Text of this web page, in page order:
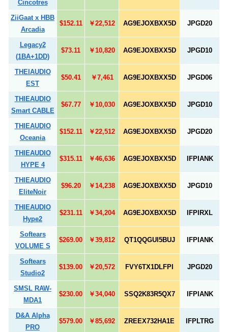
Cincotres
ZiiGaat x HBB
Arcadia
$152.11 ￥22,512 AG9EJOXBXX5D JPGD20
Legacy2
(1BA+1DD)
$73.11 ￥10,820 AG9EJOXBXX5D JPGD10
THEIAUDIO
EST
$50.41 ￥7,461 AG9EJOXBXX5D JPGD06
THIEAUDIO
Smart CABLE
$67.77 ￥10,030 AG9EJOXBXX5D JPGD10
THIEAUDIO
Oceania
$152.11 ￥22,512 AG9EJOXBXX5D JPGD20
THIEAUDIO
HYPE 4
$315.11 ￥46,636 AG9EJOXBXX5D IFPIANK
THIEAUDIO
EliteNoir
$96.20 ￥14,238 AG9EJOXBXX5D JPGD10
THIEAUDIO
Hype2
$231.11 ￥34,204 AG9EJOXBXX5D IFPIRXL
Softears
VOLUME S
$269.00 ￥39,812 QT1QQGUI5BUJ IFPIANK
Softears
Studio2
$139.00 ￥20,572 FVY6TX1DLFPI JPGD20
SMSL RAW-
MDA1
$230.00 ￥34,040 SSQ2K83R5QX7 IFPIANK
D&A Alpha
PRO
$579.00 ￥85,692 ZREEX732HA1E IFPLTRG